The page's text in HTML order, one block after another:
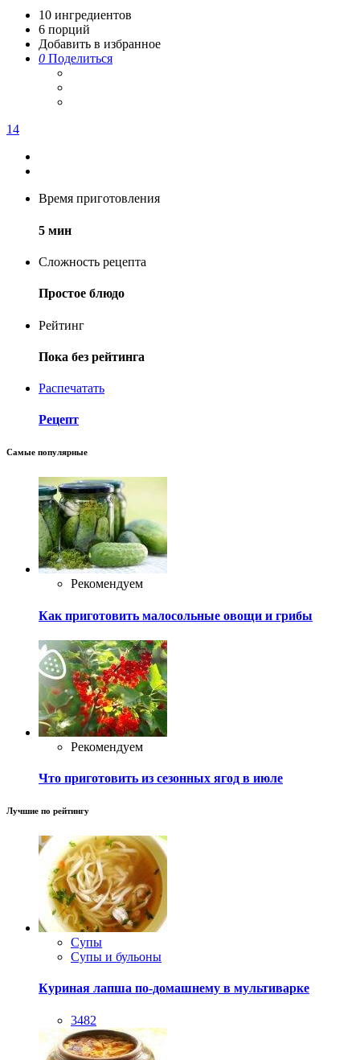
10 ингредиентов
6 порций
Добавить в избранное
0 Поделиться
14
Время приготовления
5 мин
Сложность рецепта
Простое блюдо
Рейтинг
Пока без рейтинга
Распечатать
Рецепт
Самые популярные
Рекомендуем
Как приготовить малосольные овощи и грибы
Рекомендуем
Что приготовить из сезонных ягод в июле
Лучшие по рейтингу
Супы
Супы и бульоны
Куриная лапша по-домашнему в мультиварке
3482